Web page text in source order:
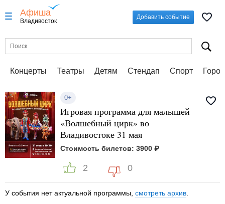
Афиша
Владивосток
Добавить событие
Концерты Театры Детям Стендап Спорт
0+
Игровая программа для малышей
«Волшебный цирк» во
Владивостоке 31 мая
Стоимость билетов: 3900 ₽
2 0
У события нет актуальной программы, смотреть архив